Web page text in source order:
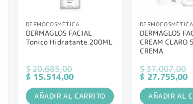
DERMOCOSMÉTICA
DERMAGLOS FACIAL
Tonico Hidratante 200ML
$20.685,00
El
precio
original
era:
$ 15.514,00El
precio
actual
es:
AÑADIR AL CARRITO
DERMOCOSMÉTICA
DERMAGLOS
CREAM CLARO
CREMA
$37.007,00
El
precio
original
era:
$ 27.755,00El
AÑADIR AL